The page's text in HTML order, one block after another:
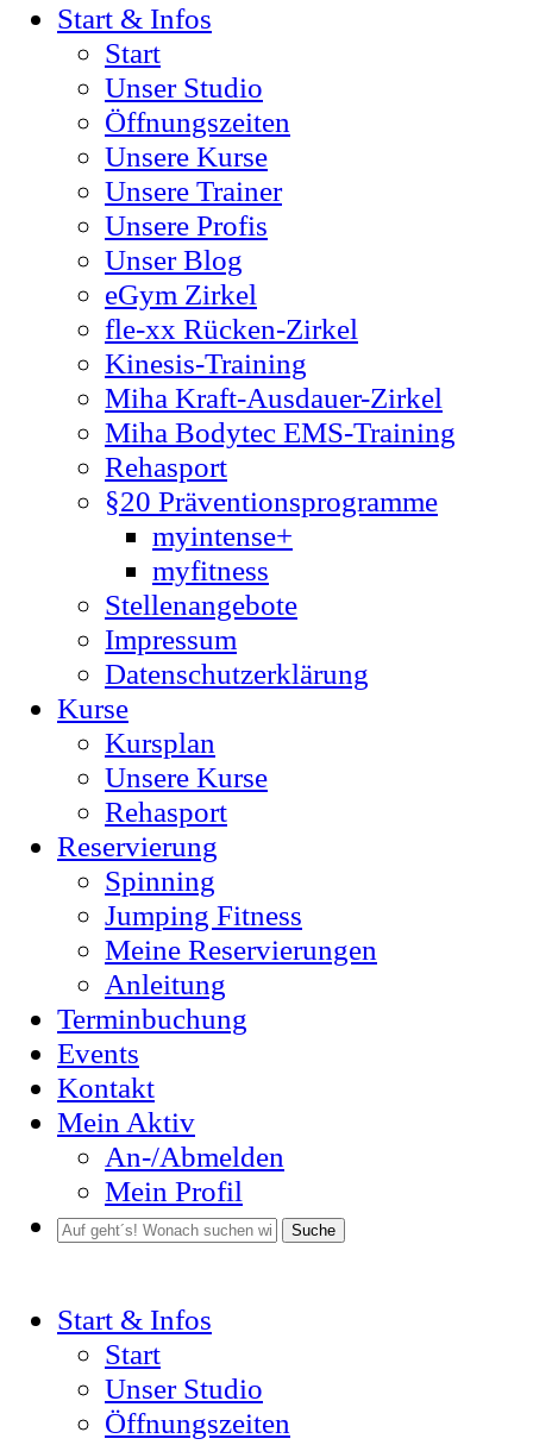
Start & Infos
Start
Unser Studio
Öffnungszeiten
Unsere Kurse
Unsere Trainer
Unsere Profis
Unser Blog
eGym Zirkel
fle-xx Rücken-Zirkel
Kinesis-Training
Miha Kraft-Ausdauer-Zirkel
Miha Bodytec EMS-Training
Rehasport
§20 Präventionsprogramme
myintense+
myfitness
Stellenangebote
Impressum
Datenschutzerklärung
Kurse
Kursplan
Unsere Kurse
Rehasport
Reservierung
Spinning
Jumping Fitness
Meine Reservierungen
Anleitung
Terminbuchung
Events
Kontakt
Mein Aktiv
An-/Abmelden
Mein Profil
Suche
Start & Infos
Start
Unser Studio
Öffnungszeiten